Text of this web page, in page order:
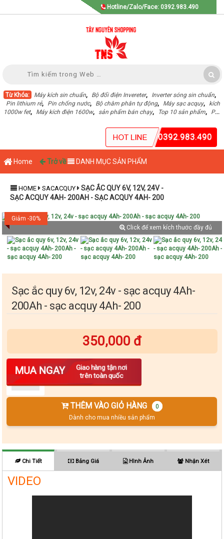
Hotline/Zalo/Face: 0392.983.490
Từ Khóa: Máy kích sin chuẩn, Bộ đổi điện Invereter, Inverter sóng sin chuẩn,
Pin lithium rẻ, Pin chống nước, Bộ châm phân tự động, Máy sạc acquy,
kích
1000w fet, Máy kích điện 1600w, sản phẩm bán chạy, Top 10 sản phẩm,
Pin
0392.983.490
Home Trở về DANH MỤC SẢN PHẨM
HOME SACACQUY
SẠC ẮC QUY 6V, 12V, 24V -
SẠC ACQUY 4AH- 200AH - SẠC ACQUY 4AH- 200
Giảm -30%
Click để xem kích thước đầy đủ
Sạc ắc quy 6v, 12v, 24v - sạc acquy 4Ah-
200Ah - sạc acquy 4Ah- 200
350,000 đ
MUA NGAY
Giao hàng tận nơi
trên toàn quốc
Số lượng
THÊM VÀO GIỎ HÀNG
0
Dành cho mua nhiều sản phẩm
Chi Tiết Bảng Giá Hình Ảnh Nhận Xét
VIDEO